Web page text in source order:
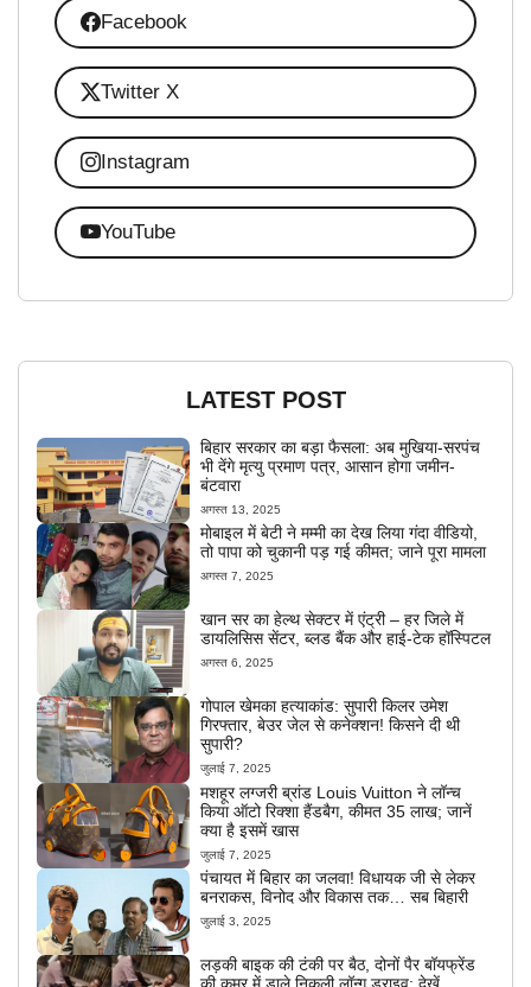
Facebook
Twitter X
Instagram
YouTube
LATEST POST
बिहार सरकार का बड़ा फैसला: अब मुखिया-सरपंच
भी देंगे मृत्यु प्रमाण पत्र, आसान होगा जमीन-
बंटवारा
अगस्त 13, 2025
मोबाइल में बेटी ने मम्मी का देख लिया गंदा वीडियो,
तो पापा को चुकानी पड़ गई कीमत; जाने पूरा मामला
अगस्त 7, 2025
खान सर का हेल्थ सेक्टर में एंट्री – हर जिले में
डायलिसिस सेंटर, ब्लड बैंक और हाई-टेक हॉस्पिटल
अगस्त 6, 2025
गोपाल खेमका हत्याकांड: सुपारी किलर उमेश
गिरफ्तार, बेउर जेल से कनेक्शन! किसने दी थी
सुपारी?
जुलाई 7, 2025
मशहूर लग्जरी ब्रांड Louis Vuitton ने लॉन्च
किया ऑटो रिक्शा हैंडबैग, कीमत 35 लाख; जानें
क्या है इसमें खास
जुलाई 7, 2025
पंचायत में बिहार का जलवा! विधायक जी से लेकर
बनराकस, विनोद और विकास तक… सब बिहारी
जुलाई 3, 2025
लड़की बाइक की टंकी पर बैठ, दोनों पैर बॉयफ्रेंड